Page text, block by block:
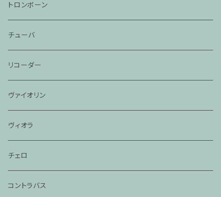
トロンボーン
チューバ
リコーダー
ヴァイオリン
ヴィオラ
チェロ
コントラバス